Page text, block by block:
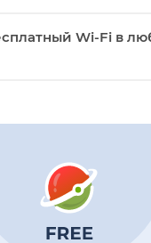
Wi-Fi в